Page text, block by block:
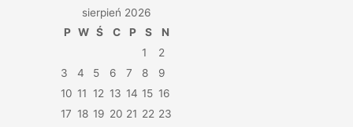
sierpień 2026
P W Ś C P S
N
1
2
3
4 5 6 7 8
9
10 11 12 13 14 15 16
17 18 19 20 21 22 23